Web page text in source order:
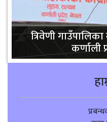
त्रिवेणी
कर्णाली